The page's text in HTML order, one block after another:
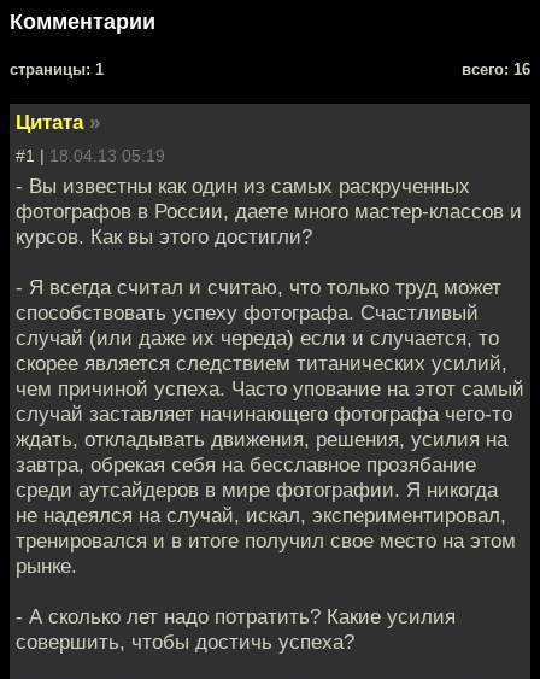
Комментарии
cтраницы: 1 всего: 16
Цитата »
#1 | 18.04.13 05:19
- Вы известны как один из самых раскрученных
фотографов в России, даете много мастер-классов и
курсов. Как вы этого достигли?
- Я всегда считал и считаю, что только труд может
способствовать успеху фотографа. Счастливый
случай (или даже их череда) если и случается, то
скорее является следствием титанических усилий,
чем причиной успеха. Часто упование на этот самый
случай заставляет начинающего фотографа чего-то
ждать, откладывать движения, решения, усилия на
завтра, обрекая себя на бесславное прозябание
среди аутсайдеров в мире фотографии. Я никогда
не надеялся на случай, искал, экспериментировал,
тренировался и в итоге получил свое место на этом
рынке.
- А сколько лет надо потратить? Какие усилия
совершить, чтобы достичь успеха?